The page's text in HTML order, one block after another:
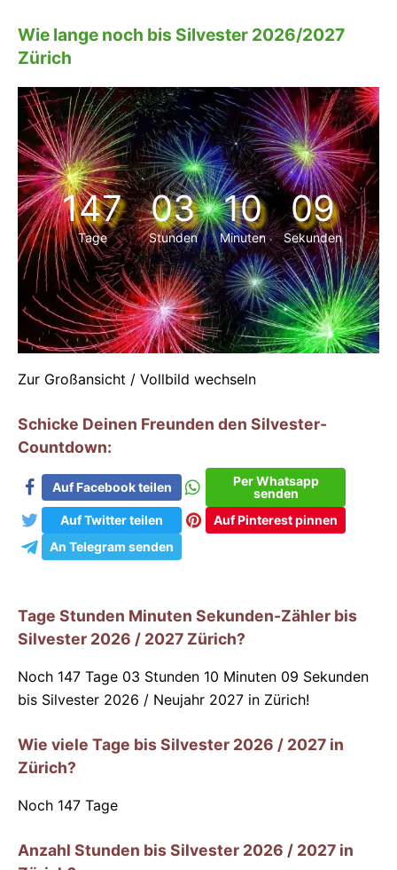
Wie lange noch bis Silvester 2026/2027
Zürich
147
Tage
03
Stunden
10
Minuten
08
Sekunden
Zur Großansicht / Vollbild wechseln
Schicke Deinen Freunden den Silvester-
Countdown:
Auf Facebook teilen
Per Whatsapp
senden
Auf Twitter teilen
Auf Pinterest pinnen
An Telegram senden
Tage Stunden Minuten Sekunden-Zähler bis
Silvester 2026 / 2027 Zürich?
Noch 147 Tage 03 Stunden 10 Minuten 08 Sekunden
bis Silvester 2026 / Neujahr 2027 in Zürich!
Wie viele Tage bis Silvester 2026 / 2027 in
Zürich?
Noch 147 Tage
Anzahl Stunden bis Silvester 2026 / 2027 in